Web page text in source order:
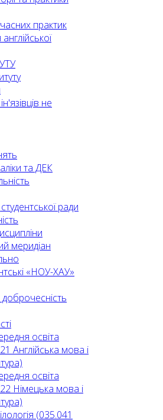
практик
не
та ДЕК
ради
меридіан
«НОУ-ХАУ»
освіта
Англійська мова і
освіта
Німецька мова і
(035.041